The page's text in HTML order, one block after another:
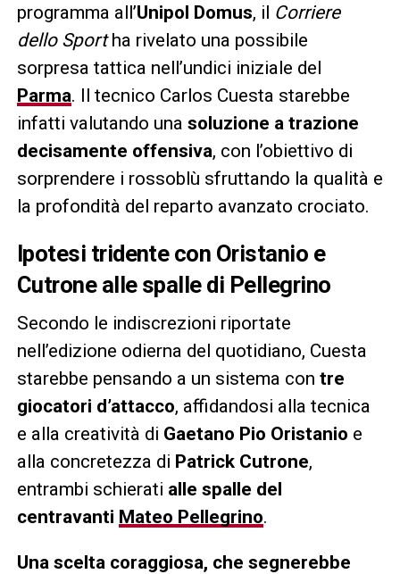
programma all’Unipol Domus, il Corriere
dello Sportha rivelato una possibile
sorpresa tattica nell’undici iniziale del
Parma. Il tecnico Carlos Cuesta starebbe
infatti valutando una soluzione a trazione
decisamente offensiva, con l’obiettivo di
sorprendere i rossoblù sfruttando la qualità e
la profondità del reparto avanzato crociato.
Ipotesi tridente con Oristanio e
Cutrone alle spalle di Pellegrino
Secondo le indiscrezioni riportate
nell’edizione odierna del quotidiano, Cuesta
starebbe pensando a un sistema con tre
giocatori d’attacco, affidandosi alla tecnica
e alla creatività di Gaetano Pio Oristanio e
alla concretezza di Patrick Cutrone,
entrambi schierati alle spalle del
centravanti Mateo Pellegrino.
Una scelta coraggiosa, che segnerebbe